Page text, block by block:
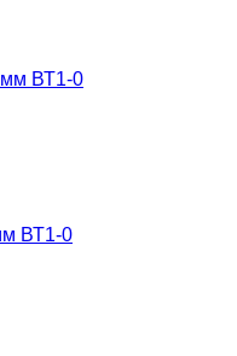
мм ВТ1-0
ВТ1-0